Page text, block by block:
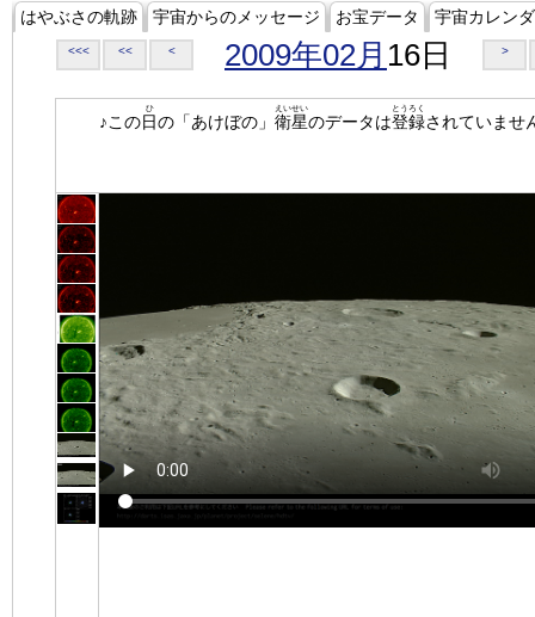
はやぶさの軌跡 宇宙からのメッセージ お宝データ 宇宙カレン
<<< << < 2009年02月 16日 >
♪この日
ひ
の「あけぼの」 衛星
えいせい
のデータは登録
とうろく
されていませ